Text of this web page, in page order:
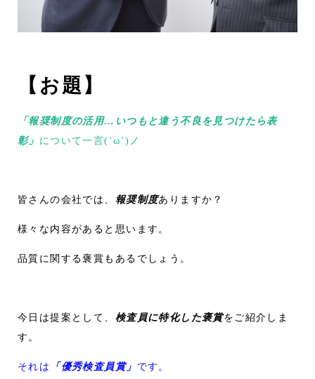
【お題】
「報奨制度の活用…いつもと違う不良を見つけたら表
彰」 について一言(‘ω’)ノ
皆さんの会社では、 報奨制度ありますか？
様々な内容があると思います。
品質に関する褒賞もあるでしょう。
今日は提案として、 検査員に特化した褒賞をご紹介しま
す。
それは 「優秀検査員賞」 です。